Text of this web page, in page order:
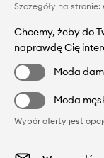
Szczegóły na stronie:
Chcemy, żeby do
naprawdę Cię
Moda
Moda
Wybór oferty jest